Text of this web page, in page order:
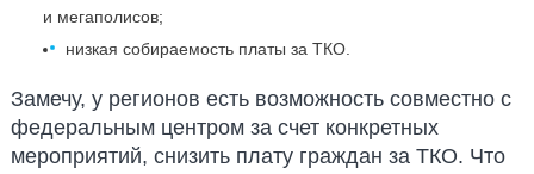
и мегаполисов;
низкая собираемость платы за ТКО.
Замечу, у регионов есть возможность совместно с
федеральным центром за счет конкретных
мероприятий, снизить плату граждан за ТКО. Что